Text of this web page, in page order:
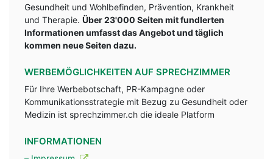
Gesundheit und Wohlbefinden, Prävention, Krankheit
und Therapie. Über 23'000 Seiten mit fundlerten
Informationen umfasst das Angebot und täglich
kommen neue Seiten dazu.
WERBEMÖGLICHKEITEN AUF SPRECHZIMMER
Für Ihre Werbebotschaft, PR-Kampagne oder
Kommunikationsstrategie mit Bezug zu Gesundheit oder
Medizin ist sprechzimmer.ch die ideale Platform
INFORMATIONEN